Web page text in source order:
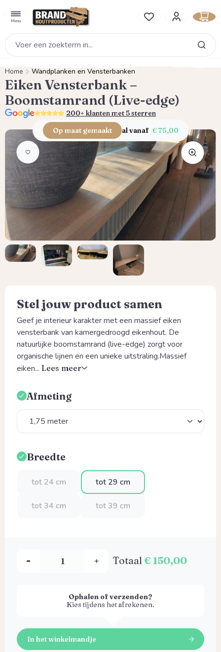
Menu Je hebt 0 items op je
Home Wandplanken en Vensterbanken
Eiken Vensterbank –
Boomstamrand (Live-edge)
5.0 200+ klanten met 5 sterren
Afbeeldingengalerij overslaan
Op maat gemaakt al vanaf € 75,00
Stel jouw product samen
Geef je interieur karakter met een massief eiken
vensterbank van kamergedroogd eikenhout. De
natuurlijke boomstamrand (live-edge) zorgt voor
organische lijnen en een unieke uitstraling.Massief
eiken... Lees meer
Selecteer
Afmeting
Selecteer
Breedte
tot 24 cm tot 29 cm
tot 34 cm tot 39 cm
Totaal € 150,00
Ophalen of verzenden?
Kies tijdens het afrekenen.
In het winkelmandje